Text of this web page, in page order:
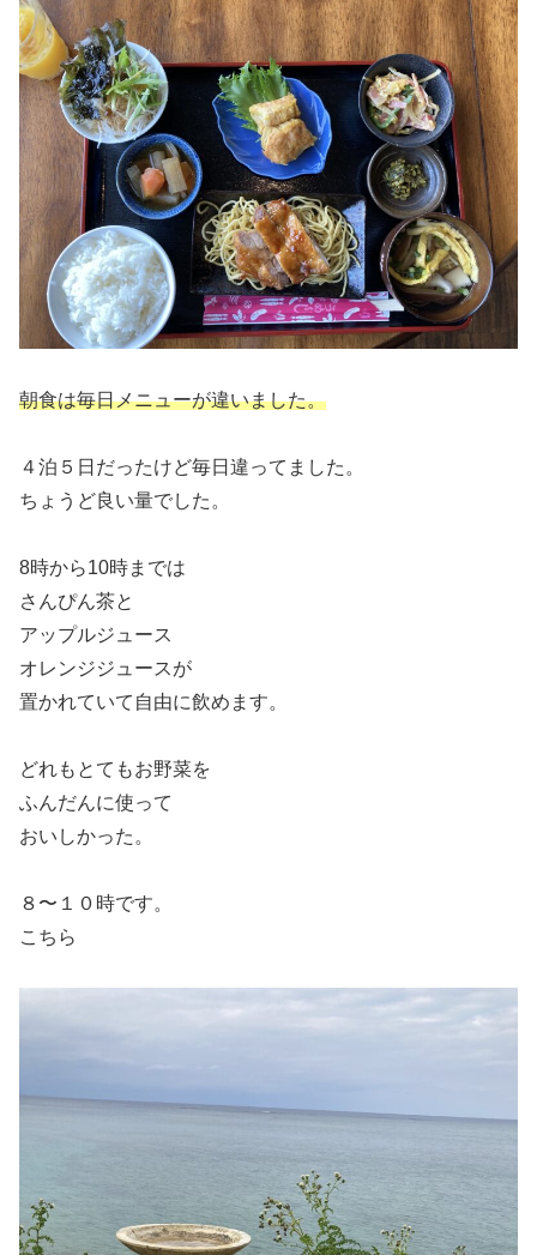
朝食は毎日メニューが違いました。
４泊５日だったけど毎日違ってました。
ちょうど良い量でした。
8時から10時までは
さんぴん茶と
アップルジュース
オレンジジュースが
置かれていて自由に飲めます。
どれもとてもお野菜を
ふんだんに使って
おいしかった。
８〜１０時です。
こちら